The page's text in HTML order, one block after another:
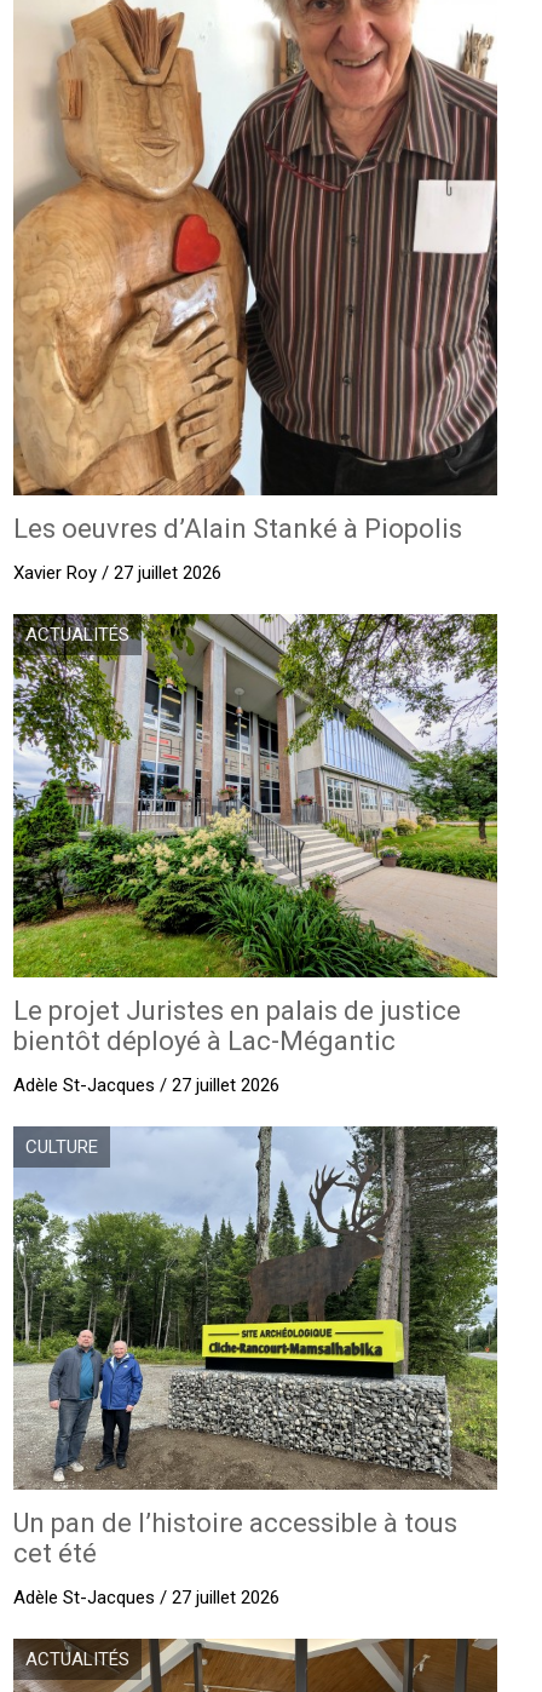
Les oeuvres d’Alain Stanké à Piopolis
Xavier Roy / 27 juillet 2026
ACTUALITÉS
Le projet Juristes en palais de justice
bientôt déployé à Lac-Mégantic
Adèle St-Jacques / 27 juillet 2026
CULTURE
Un pan de l’histoire accessible à tous
cet été
Adèle St-Jacques / 27 juillet 2026
ACTUALITÉS